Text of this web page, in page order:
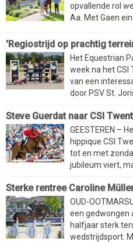
opvallende rol
Aa. Met Gaen
'Regiostrijd op prachtig
Het Equestrian
week na het
van een
door PSV St.
Steve Guerdat naar CSI
GEESTEREN –
hippique CSI
tot en met
jubileum viert,
Sterke rentree Caroline
OUD-
een gedwongen
halfjaar sterk
wedstrijdsport.